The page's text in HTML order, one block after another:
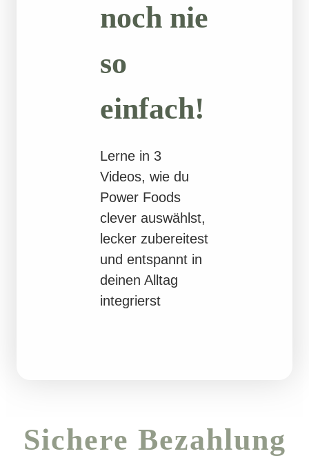
noch nie
so
einfach!
Lerne in 3
Videos, wie du
Power Foods
clever auswählst,
lecker zubereitest
und entspannt in
deinen Alltag
integrierst
Sichere Bezahlung